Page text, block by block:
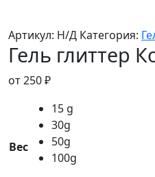
Артикул: Н/Д Категория:
Гель глиттер
от250₽
Вес
15 g
30g
50g
100g